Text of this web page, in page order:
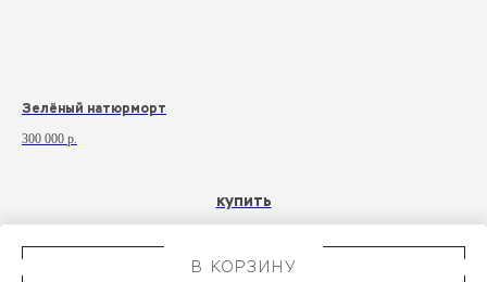
В КОРЗИНУ
Зелёный натюрморт
300 000 р.
купить